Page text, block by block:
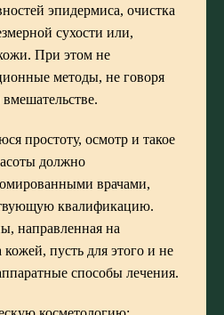
эпидермиса, очистка
сухости или,
При этом не
методы, не говоря
простоту, осмотр и такое
должно
врачами,
квалификацию.
направленная на
пусть для этого и не
способы лечения.